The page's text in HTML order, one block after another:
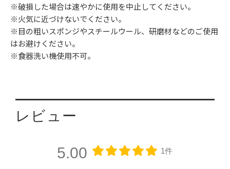
※破損した場合は速やかに使用を中止してください。
※火気に近づけないでください。
※目の粗いスポンジやスチールウール、研磨材などのご使用
はお避けください。
※食器洗い機使用不可。
レビュー
5.00 1件